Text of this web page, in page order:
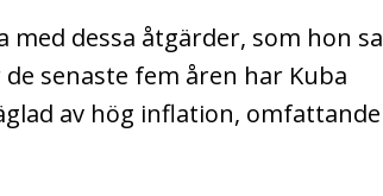
dessa åtgärder, som hon sa
senaste fem åren har Kuba
av hög inflation, omfattande